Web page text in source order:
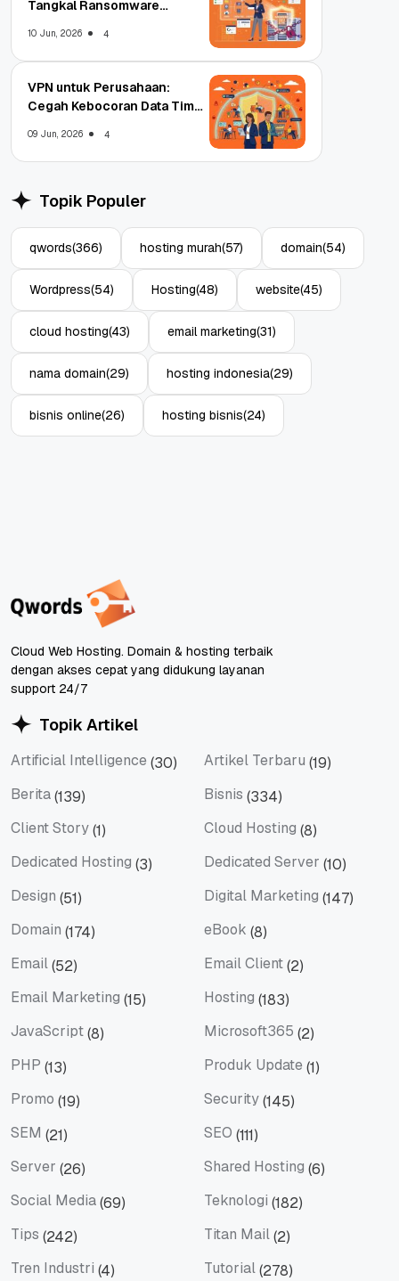
Tangkal Ransomware
10 Jun, 2026 4
VPN untuk Perusahaan:
Cegah Kebocoran Data Tim
09 Jun, 2026 4
Topik Populer
qwords(366) hosting murah(57) domain(54)
Wordpress(54) Hosting(48) website(45)
cloud hosting(43) email marketing(31)
nama domain(29) hosting indonesia(29)
bisnis online(26) hosting bisnis(24)
Cloud Web Hosting. Domain & hosting terbaik
dengan akses cepat yang didukung layanan
support 24/7
Topik Artikel
Artificial Intelligence (30) Artikel Terbaru (19)
Berita(139) Bisnis (334)
Client Story(1) Cloud Hosting (8)
Dedicated Hosting (3) Dedicated Server (10)
Design (51) Digital Marketing (147)
Domain (174) eBook (8)
Email(52) Email Client(2)
Email Marketing (15) Hosting (183)
JavaScript(8) Microsoft365 (2)
PHP (13) Produk Update (1)
Promo (19) Security(145)
SEM (21) SEO (111)
Server (26) Shared Hosting (6)
Social Media(69) Teknologi (182)
Tips (242) Titan Mail(2)
Tren Industri (4) Tutorial(278)